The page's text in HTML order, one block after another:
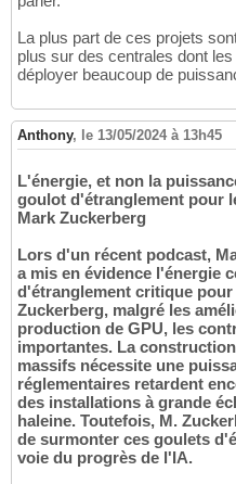
La plus part de ces projets
plus sur des centrales dont
déployer beaucoup de
Anthony, le 13/05/2024 à 13h45
L'énergie, et non la
goulot d'étranglement pour
Mark Zuckerberg
Lors d'un récent podcast,
a mis en évidence l'énergie
d'étranglement critique
Zuckerberg, malgré les
production de GPU, les
importantes. La
massifs nécessite une
réglementaires retardent
des installations à grande
haleine. Toutefois, M.
de surmonter ces goulets
voie du progrès de l'IA.